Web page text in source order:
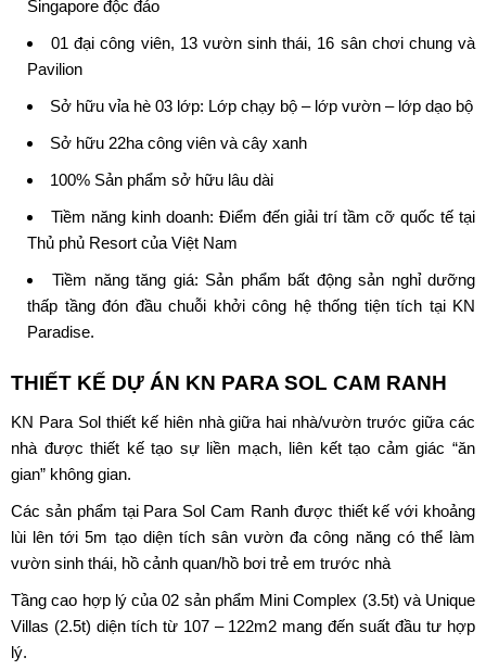
Singapore độc đáo
01 đại công viên, 13 vườn sinh thái, 16 sân chơi chung và
Pavilion
Sở hữu vỉa hè 03 lớp: Lớp chạy bộ – lớp vườn – lớp dạo bộ
Sở hữu 22ha công viên và cây xanh
100% Sản phẩm sở hữu lâu dài
Tiềm năng kinh doanh: Điểm đến giải trí tầm cỡ quốc tế tại
Thủ phủ Resort của Việt Nam
Tiềm năng tăng giá: Sản phẩm bất động sản nghỉ dưỡng
thấp tầng đón đầu chuỗi khởi công hệ thống tiện tích tại KN
Paradise.
THIẾT KẾ DỰ ÁN KN PARA SOL CAM RANH
KN Para Sol thiết kế hiên nhà giữa hai nhà/vườn trước giữa các
nhà được thiết kế tạo sự liền mạch, liên kết tạo cảm giác “ăn
gian” không gian.
Các sản phẩm tại Para Sol Cam Ranhđược thiết kế với khoảng
lùi lên tới 5m tạo diện tích sân vườn đa công năng có thể làm
vườn sinh thái, hồ cảnh quan/hồ bơi trẻ em trước nhà
Tầng cao hợp lý của 02 sản phẩm Mini Complex (3.5t) và Unique
Villas (2.5t) diện tích từ 107 – 122m2 mang đến suất đầu tư hợp
lý.